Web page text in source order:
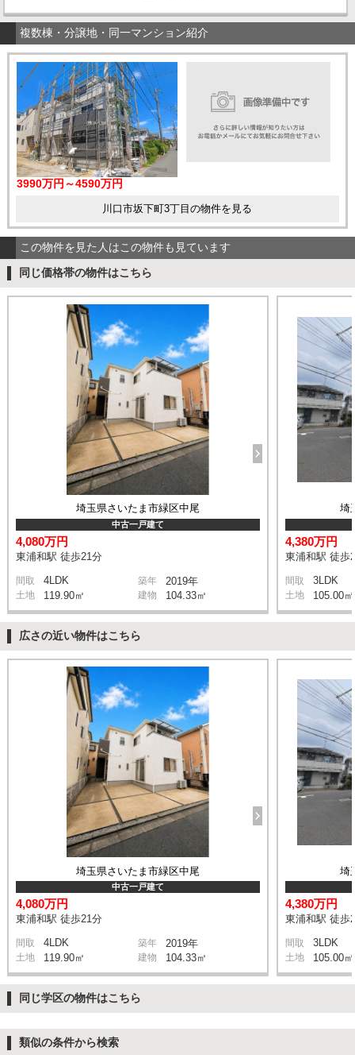
複数棟・分譲地・同一マンション紹介
3990万円～4590万円
川口市坂下町3丁目の物件を見る
この物件を見た人はこの物件も見ています
同じ価格帯の物件はこちら
埼玉県さいたま市緑区中尾
中古一戸建て
4,080万円
東浦和駅 徒歩21分
間取 4LDK 築年 2019年
土地 119.90㎡ 建物 104.33㎡
埼
4,380万円
東浦和駅 徒歩
間取 3LDK
土地 105.00㎡
広さの近い物件はこちら
埼玉県さいたま市緑区中尾
中古一戸建て
4,080万円
東浦和駅 徒歩21分
間取 4LDK 築年 2019年
土地 119.90㎡ 建物 104.33㎡
埼
4,380万円
東浦和駅 徒歩
間取 3LDK
土地 105.00㎡
同じ学区の物件はこちら
類似の条件から検索